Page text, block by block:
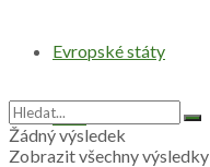
Evropské státy
Svět
Žádný výsledek
Zobrazit všechny výsledky